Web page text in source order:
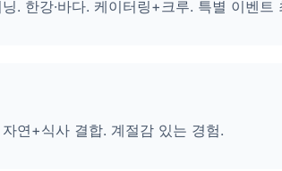
. 한강·바다. 케이터링+크루. 특별 이벤트
연+식사 결합. 계절감 있는 경험.